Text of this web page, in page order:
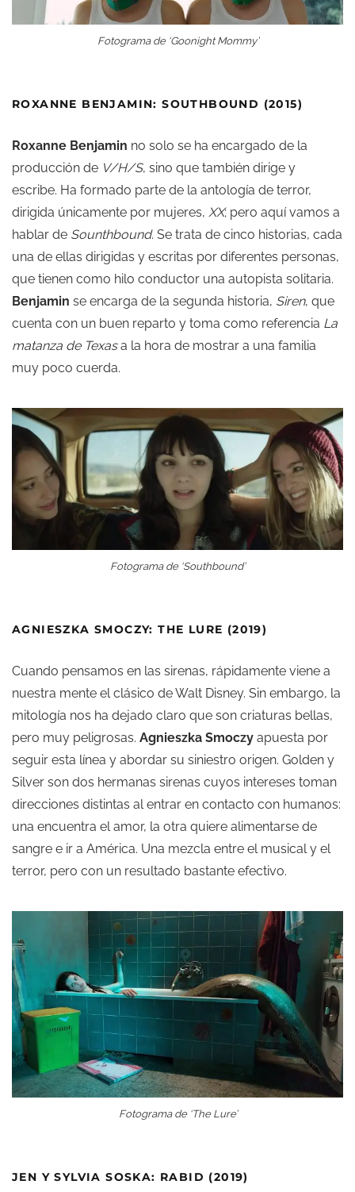
Fotograma de ‘Goonight Mommy’
ROXANNE BENJAMIN: SOUTHBOUND (2015)
Roxanne Benjamin no solo se ha encargado de la
producción de V/H/S, sino que también dirige y
escribe. Ha formado parte de la antología de terror,
dirigida únicamente por mujeres, XX; pero aquí vamos a
hablar de Sounthbound. Se trata de cinco historias, cada
una de ellas dirigidas y escritas por diferentes personas,
que tienen como hilo conductor una autopista solitaria.
Benjamin se encarga de la segunda historia, Siren, que
cuenta con un buen reparto y toma como referencia La
matanza de Texasa la hora de mostrar a una familia
muy poco cuerda.
Fotograma de ‘Southbound’
AGNIESZKA SMOCZY: THE LURE (2019)
Cuando pensamos en las sirenas, rápidamente viene a
nuestra mente el clásico de Walt Disney. Sin embargo, la
mitología nos ha dejado claro que son criaturas bellas,
pero muy peligrosas. Agnieszka Smoczy apuesta por
seguir esta línea y abordar su siniestro origen. Golden y
Silver son dos hermanas sirenas cuyos intereses toman
direcciones distintas al entrar en contacto con humanos:
una encuentra el amor, la otra quiere alimentarse de
sangre e ir a América. Una mezcla entre el musical y el
terror, pero con un resultado bastante efectivo.
Fotograma de ‘The Lure’
JEN Y SYLVIA SOSKA: RABID (2019)